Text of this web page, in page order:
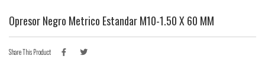
Opresor Negro Metrico Estandar M10-1.50 X 60 MM
Share This Product